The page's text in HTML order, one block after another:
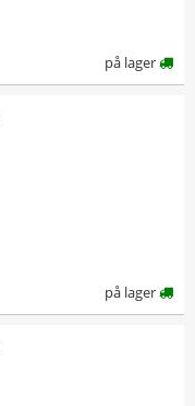
på lager
på lager